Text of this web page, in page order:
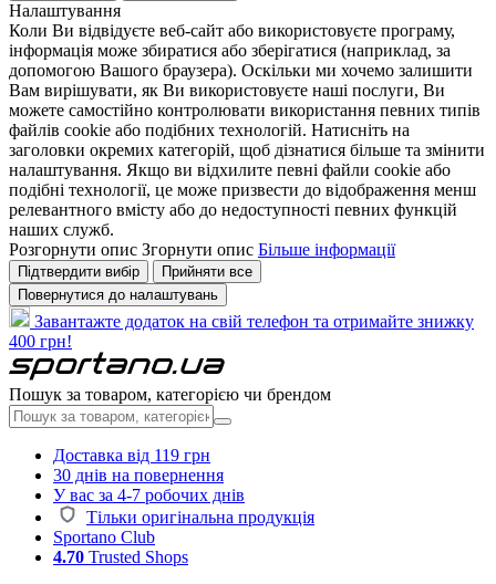
Налаштування
Коли Ви відвідуєте веб-сайт або використовуєте програму,
інформація може збиратися або зберігатися (наприклад, за
допомогою Вашого браузера). Оскільки ми хочемо залишити
Вам вирішувати, як Ви використовуєте наші послуги, Ви
можете самостійно контролювати використання певних типів
файлів cookie або подібних технологій. Натисніть на
заголовки окремих категорій, щоб дізнатися більше та змінити
налаштування. Якщо ви відхилите певні файли cookie або
подібні технології, це може призвести до відображення менш
релевантного вмісту або до недоступності певних функцій
наших служб.
Розгорнути опис Згорнути опис Більше інформації
Підтвердити вибір
Прийняти все
Повернутися до налаштувань
Завантажте додаток на свій телефон та отримайте знижку
400 грн!
Пошук за товаром, категорією чи брендом
Доставка від 119 грн
30 днів на повернення
У вас за 4-7 робочих днів
Тільки оригінальна продукція
Sportano Club
4.70 Trusted Shops